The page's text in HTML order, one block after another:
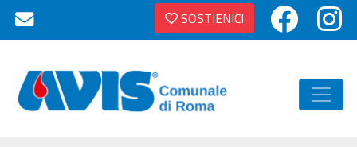
SOSTIENICI